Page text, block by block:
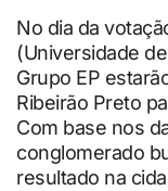
No dia da
(Universidade
Grupo EP
Ribeirão Preto
Com base nos
conglomerado
resultado na